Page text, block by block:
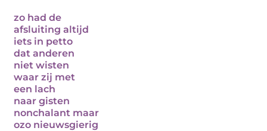
zo had de
afsluiting altijd
iets in petto
dat anderen
niet wisten
waar zij met
een lach
naar gisten
nonchalant maar
ozo nieuwsgierig